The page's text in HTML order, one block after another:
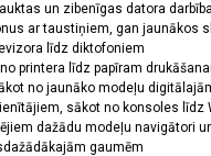
un zibenīgas datora
ar taustiņiem, gan jaunākos
līdz diktofoniem
printera līdz papīram drukāšanai
no jaunāko modeļu
sākot no konsoles līdz
dažādu modeļu navigātori
gaumēm